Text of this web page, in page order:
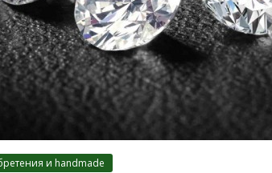
и handmade